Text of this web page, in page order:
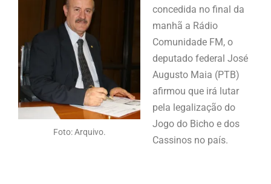
Foto: Arquivo.
concedida no final da
manhã a Rádio
Comunidade FM, o
deputado federal José
Augusto Maia (PTB)
afirmou que irá lutar
pela legalização do
Jogo do Bicho e dos
Cassinos no país.